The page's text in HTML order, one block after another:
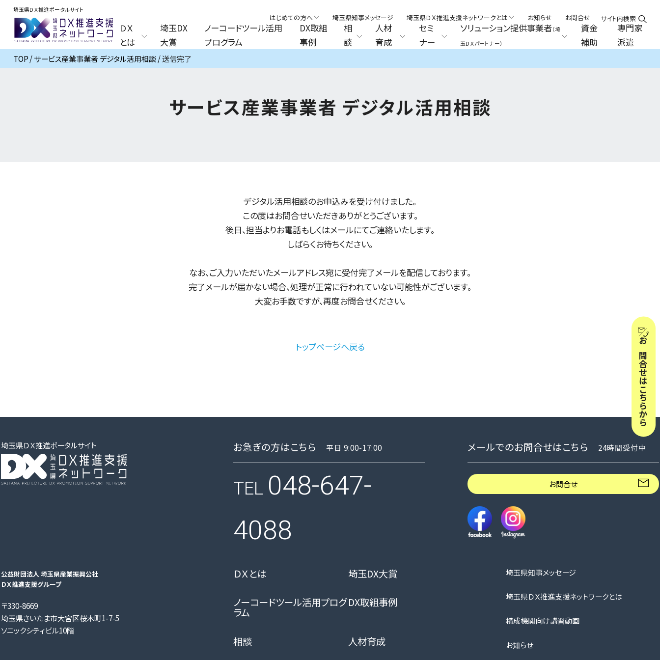
埼玉県ＤＸ推進ポータルサイト
ＤＸ
とは
埼玉DX
大賞
ノーコードツール活用
プログラム
DX取組
事例
相
談
人材
育成
セミ
ナー
ソリューション提供事業者（埼
玉ＤＸパートナー）
資金
補助
専門家
派遣
はじめての方へ 埼玉県知事メッセージ 埼玉県ＤＸ推進支援ネットワークとは お知らせ お問合せ サイト内検索
お問合せはこちらから
TOP サービス産業事業者 デジタル活用相談 送信完了
サービス産業事業者 デジタル活用相談
デジタル活用相談のお申込みを受け付けました。
この度はお問合せいただきありがとうございます。
後日、担当よりお電話もしくはメールにてご連絡いたします。
しばらくお待ちください。
なお、ご入力いただいたメールアドレス宛に受付完了メールを配信しております。
完了メールが届かない場合、処理が正常に行われていない可能性がございます。
大変お手数ですが、再度お問合せください。
トップページへ戻る
お急ぎの方はこちら 平日 9:00-17:00
TEL 048-647-
4088
メールでのお問合せはこちら 24時間受付中
お問合せ
埼玉県ＤＸ推進ポータルサイト
公益財団法人 埼玉県産業振興公社
ＤＸ推進支援グループ
〒330-8669
埼玉県さいたま市大宮区桜木町1-7-5
ソニックシティビル10階
ＤＸとは 埼玉DX大賞
ノーコードツール活用プログ
ラム
DX取組事例
相談 人材育成
埼玉県知事メッセージ
埼玉県ＤＸ推進支援ネットワークとは
構成機関向け講習動画
お知らせ